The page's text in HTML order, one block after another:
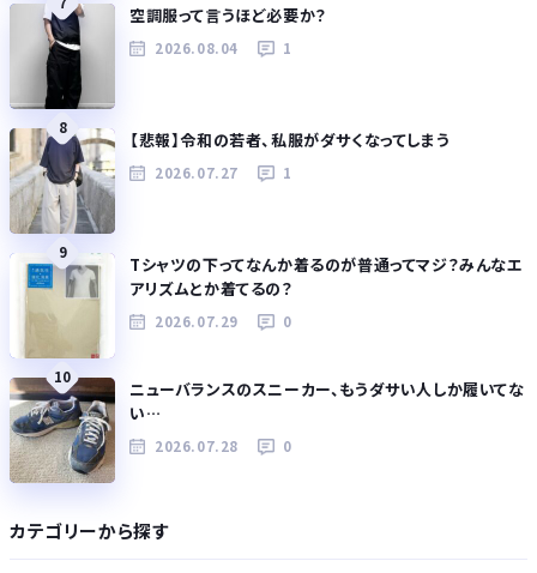
空調服って言うほど必要か？
2026.08.04 1
8
【悲報】令和の若者、私服がダサくなってしまう
2026.07.27 1
9
Tシャツの下ってなんか着るのが普通ってマジ？みんなエ
アリズムとか着てるの？
2026.07.29 0
10
ニューバランスのスニーカー、もうダサい人しか履いてな
い…
2026.07.28 0
カテゴリーから探す